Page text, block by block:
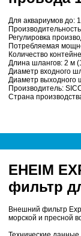
Для аквариумов до:
Регулировка
Потребляемая
Количество
Длина шлангов: 2 м
Диаметр входного
Диаметр выходного
Производитель:
Страна
EHEIM
фильтр
Внешний фильтр
морской и пресной